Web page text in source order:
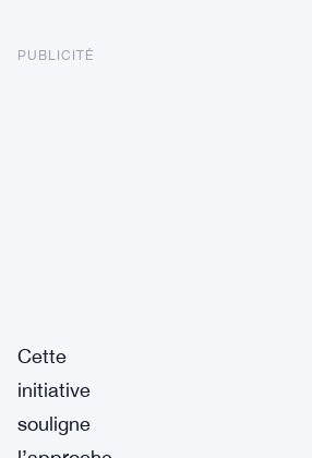
PUBLICITÉ
Cette
initiative
souligne